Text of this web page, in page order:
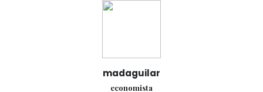
madaguilar
economista